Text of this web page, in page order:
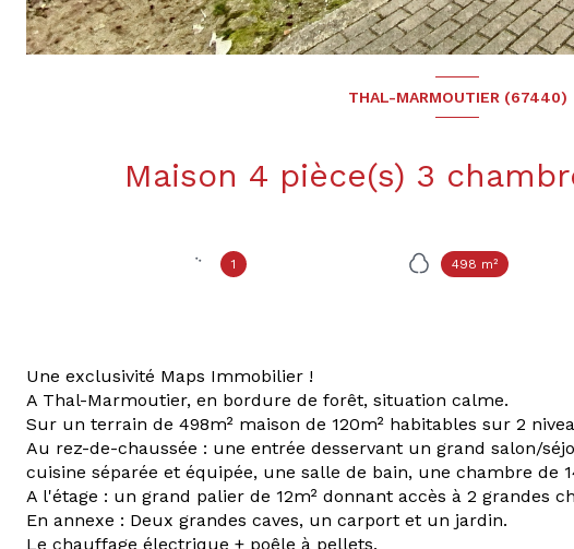
THAL-MARMOUTIER (67440)
1 498 m²
Une exclusivité Maps Immobilier !
A Thal-Marmoutier, en bordure de forêt, situation calme.
Sur un terrain de 498m² maison de 120m² habitables sur 2
Au rez-de-chaussée : une entrée desservant un grand salon/
cuisine séparée et équipée, une salle de bain, une chambre de
A l'étage : un grand palier de 12m² donnant accès à 2 grandes
En annexe : Deux grandes caves, un carport et un jardin.
Le chauffage électrique + poêle à pellets.